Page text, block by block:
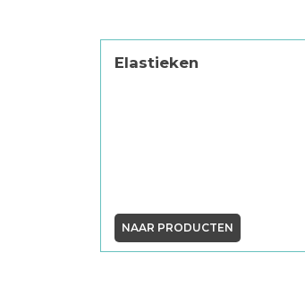
Elastieken
NAAR PRODUCTEN